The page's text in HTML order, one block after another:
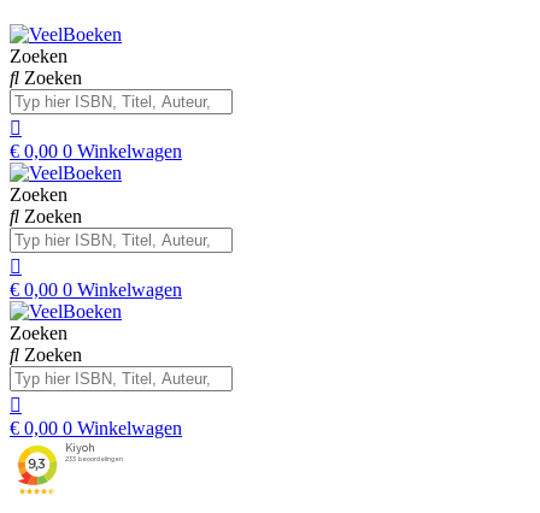
Zoeken
Zoeken
€ 0,00 0 Winkelwagen
Zoeken
Zoeken
€ 0,00 0 Winkelwagen
Zoeken
Zoeken
€ 0,00 0 Winkelwagen